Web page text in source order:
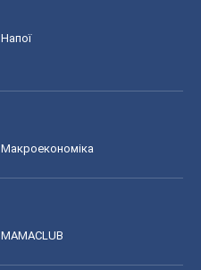
Напої
Макроекономіка
MAMACLUB